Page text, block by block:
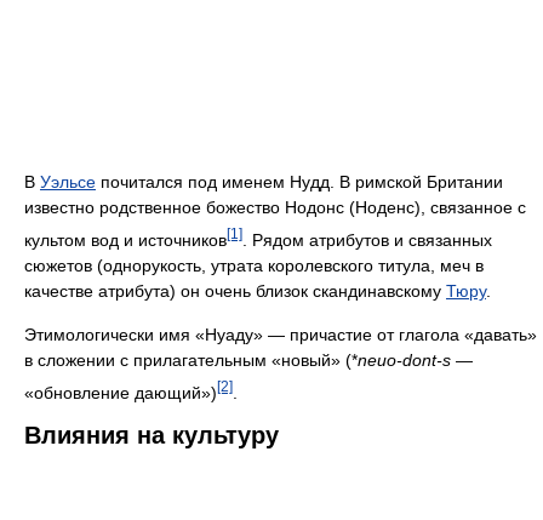
В Уэльсе почитался под именем Нудд. В римской Британии
известно родственное божество Нодонс (Ноденс), связанное с
культом вод и источников[1]
. Рядом атрибутов и связанных
сюжетов (однорукость, утрата королевского титула, меч в
качестве атрибута) он очень близок скандинавскому Тюру.
Этимологически имя «Нуаду» — причастие от глагола «давать»
в сложении с прилагательным «новый» (*neuo-dont-s —
«обновление дающий»)[2]
Влияния на культуру